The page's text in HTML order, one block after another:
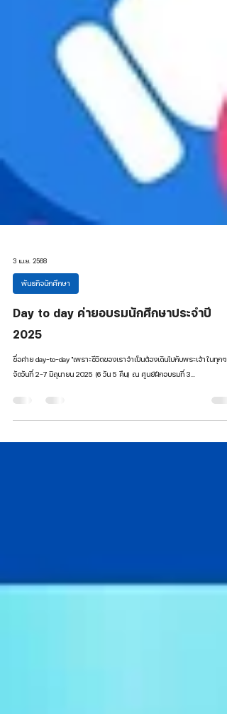
3 เม.ย. 2568
Day to day ค่ายอบรมนักศึกษาประจำปี
2025
ชื่อค่าย day-to-day "เพราะชีวิตของเราจำเป็นต้องเดินไปกับพระเจ้าในทุกๆ
จัดวันที่ 2-7 มิถุนายน 2025 (6 วัน 5 คืน) ณ ศูนย์ฝึกอบรมที่ 3...